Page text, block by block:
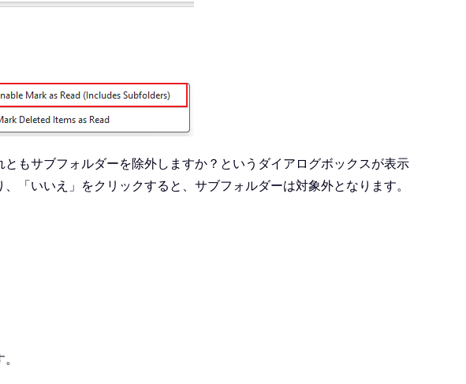
もサブフォルダーを除外しますか？というダイアログボックスが表示
「いいえ」をクリックすると、サブフォルダーは対象外となります。